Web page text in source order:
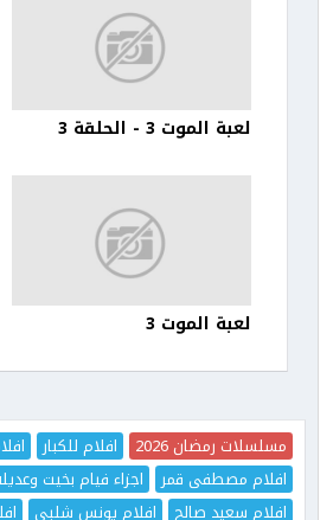
لعبة الموت 3 - الحلقة 3
لعبة الموت 3
مسلسلات رمضان 2026 افلام للكبار
افلام مصطفى قمر
اجزاء فيام بخيت
افلام سعيد صالح
افلام يونس شلبي